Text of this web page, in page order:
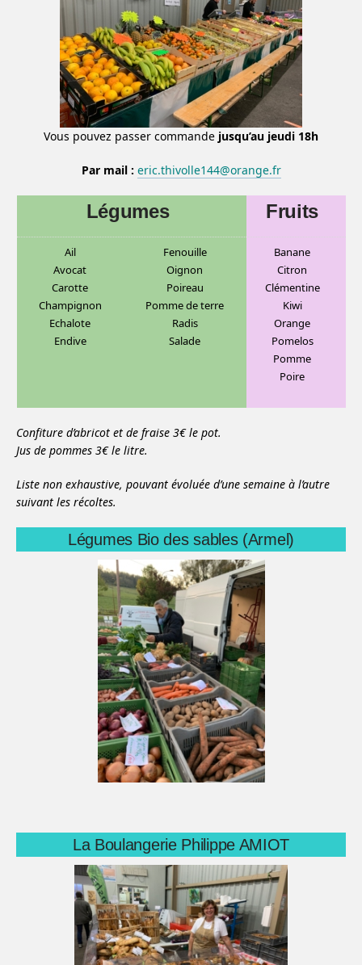
Vous pouvez passer commande jusqu’au jeudi 18h
Par mail : eric.thivolle144@orange.fr
Légumes Fruits
Ail
Avocat
Carotte
Champignon
Echalote
Endive
Fenouille
Oignon
Poireau
Pomme de terre
Radis
Salade
Banane
Citron
Clémentine
Kiwi
Orange
Pomelos
Pomme
Poire
Confiture d’abricot et de fraise 3€ le pot.
Jus de pommes 3€ le litre.
Liste non exhaustive, pouvant évoluée d’une semaine à l’autre
suivant les récoltes.
Légumes Bio des sables (Armel)
La Boulangerie Philippe AMIOT